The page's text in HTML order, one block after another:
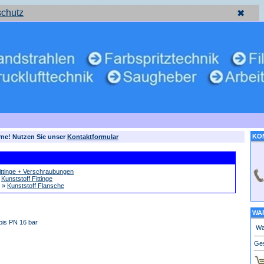
✖
Nutzen Sie unserKontaktformular
+ Verschraubungen
Kunststoff Fittinge
» Kunststoff Flansche
PN 16 bar